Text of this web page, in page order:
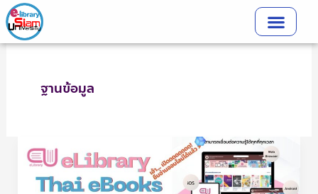
Skip
to
content
ฐานข้อมูล
eBooks:
CU-
elibrary